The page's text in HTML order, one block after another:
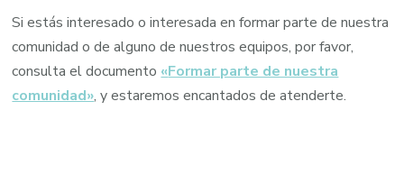
Si estás interesado o interesada en formar parte de nuestra
comunidad o de alguno de nuestros equipos, por favor,
consulta el documento «Formar parte de nuestra
comunidad», y estaremos encantados de atenderte.